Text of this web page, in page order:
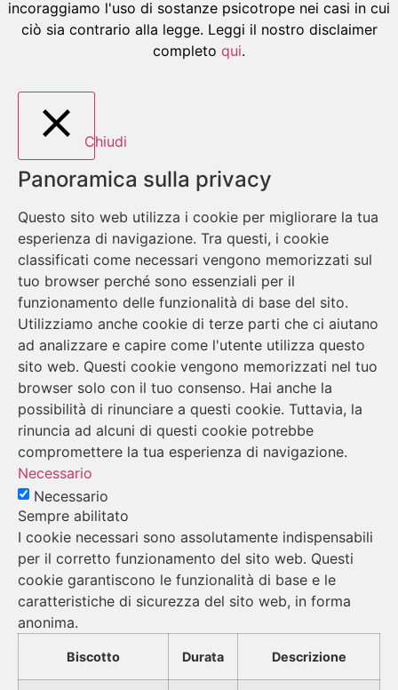
incoraggiamo l'uso di sostanze psicotrope nei casi in cui
ciò sia contrario alla legge. Leggi il nostro disclaimer
completo qui.
Chiudi
Panoramica sulla privacy
Questo sito web utilizza i cookie per migliorare la tua
esperienza di navigazione. Tra questi, i cookie
classificati come necessari vengono memorizzati sul
tuo browser perché sono essenziali per il
funzionamento delle funzionalità di base del sito.
Utilizziamo anche cookie di terze parti che ci aiutano
ad analizzare e capire come l'utente utilizza questo
sito web. Questi cookie vengono memorizzati nel tuo
browser solo con il tuo consenso. Hai anche la
possibilità di rinunciare a questi cookie. Tuttavia, la
rinuncia ad alcuni di questi cookie potrebbe
compromettere la tua esperienza di navigazione.
Necessario
Necessario
Sempre abilitato
I cookie necessari sono assolutamente indispensabili
per il corretto funzionamento del sito web. Questi
cookie garantiscono le funzionalità di base e le
caratteristiche di sicurezza del sito web, in forma
anonima.
Biscotto Durata Descrizione